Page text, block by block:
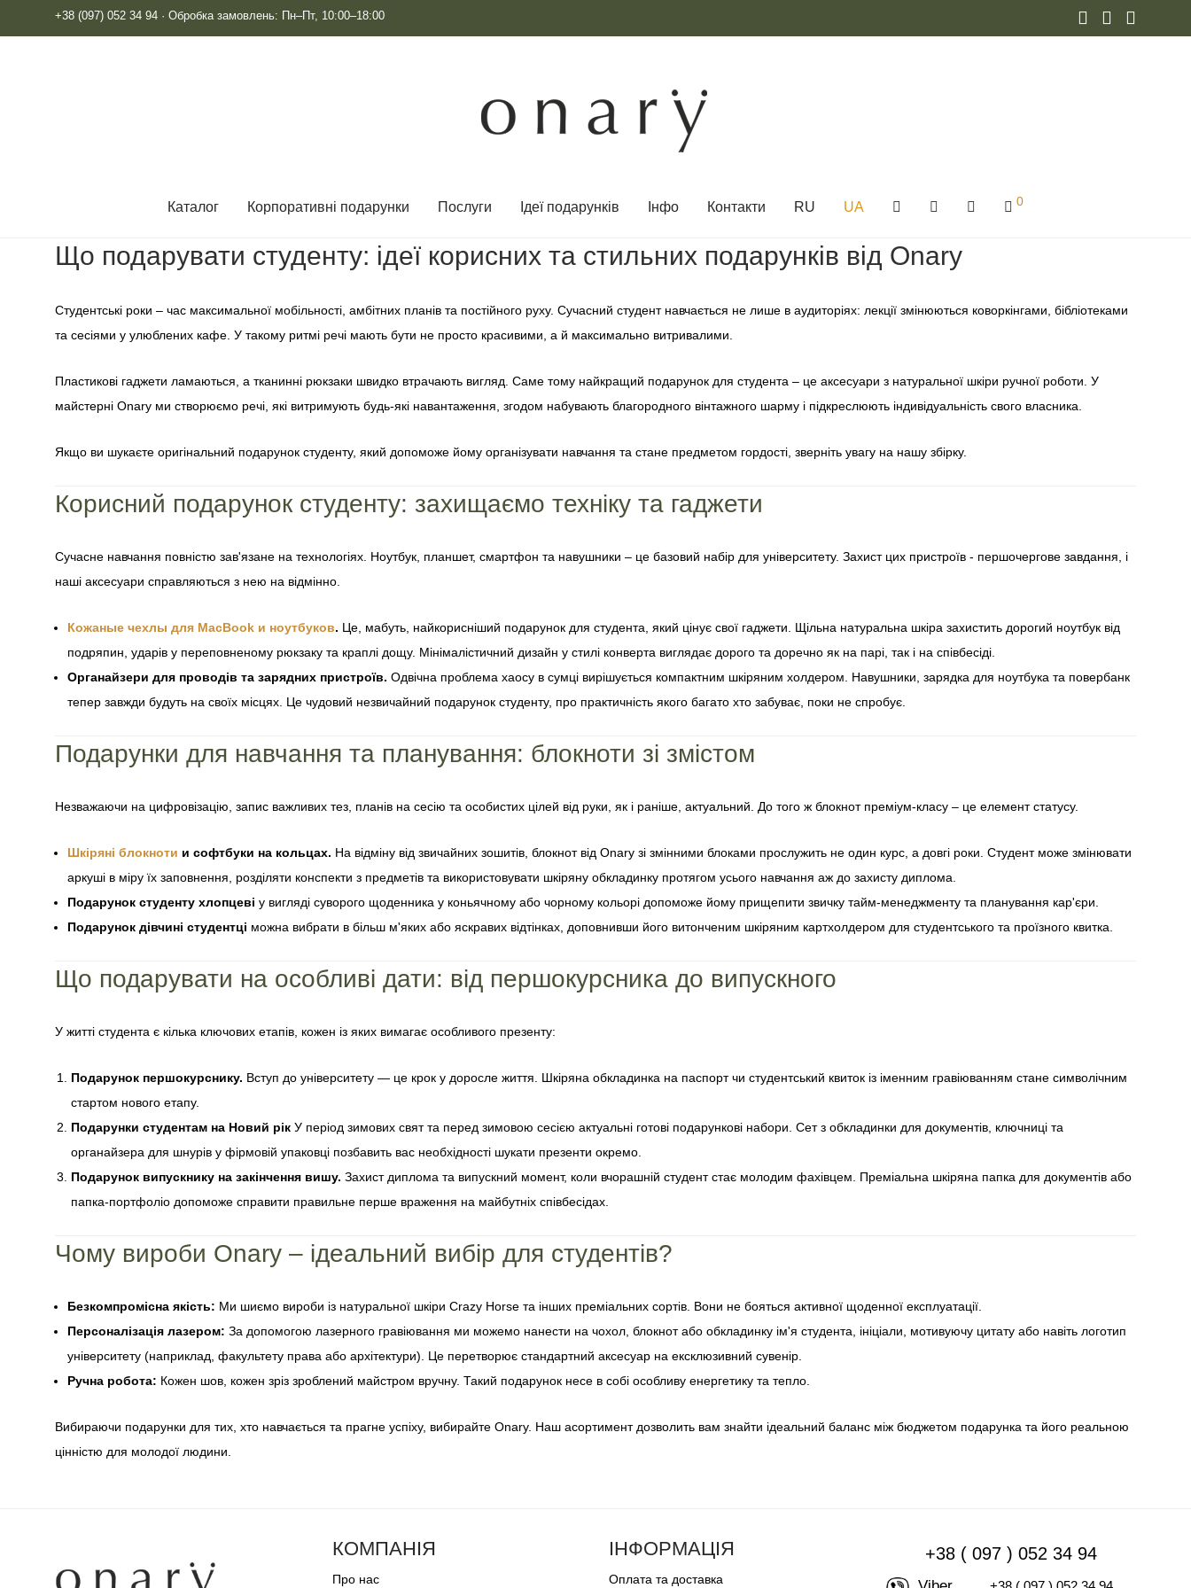
+38 (097) 052 34 94 · Обробка замовлень: Пн–Пт, 10:00–18:00
Каталог Корпоративні подарунки Послуги Ідеї ​​подарунків Інфо Контакти RU UA 0
Що подарувати студенту: ідеї корисних та стильних подарунків від Onary
Студентські роки – час максимальної мобільності, амбітних планів та постійного руху. Сучасний студент навчається не лише в аудиторіях: лекції змінюються коворкінгами, бібліотеками
та сесіями у улюблених кафе. У такому ритмі речі мають бути не просто красивими, а й максимально витривалими.
Пластикові гаджети ламаються, а тканинні рюкзаки швидко втрачають вигляд. Саме тому найкращий подарунок для студента – це аксесуари з натуральної шкіри ручної роботи. У
майстерні Onary ми створюємо речі, які витримують будь-які навантаження, згодом набувають благородного вінтажного шарму і підкреслюють індивідуальність свого власника.
Якщо ви шукаєте оригінальний подарунок студенту, який допоможе йому організувати навчання та стане предметом гордості, зверніть увагу на нашу збірку.
Корисний подарунок студенту: захищаємо техніку та гаджети
Сучасне навчання повністю зав'язане на технологіях. Ноутбук, планшет, смартфон та навушники – це базовий набір для університету. Захист цих пристроїв - першочергове завдання, і
наші аксесуари справляються з нею на відмінно.
Кожаные чехлы для MacBook и ноутбуков. Це, мабуть, найкорисніший подарунок для студента, який цінує свої гаджети. Щільна натуральна шкіра захистить дорогий ноутбук від
подряпин, ударів у переповненому рюкзаку та краплі дощу. Мінімалістичний дизайн у стилі конверта виглядає дорого та доречно як на парі, так і на співбесіді.
Органайзери для проводів та зарядних пристроїв. Одвічна проблема хаосу в сумці вирішується компактним шкіряним холдером. Навушники, зарядка для ноутбука та повербанк
тепер завжди будуть на своїх місцях. Це чудовий незвичайний подарунок студенту, про практичність якого багато хто забуває, поки не спробує.
Подарунки для навчання та планування: блокноти зі змістом
Незважаючи на цифровізацію, запис важливих тез, планів на сесію та особистих цілей від руки, як і раніше, актуальний. До того ж блокнот преміум-класу – це елемент статусу.
Шкіряні блокноти и софтбуки на кольцах. На відміну від звичайних зошитів, блокнот від Onary зі змінними блоками прослужить не один курс, а довгі роки. Студент може змінювати
аркуші в міру їх заповнення, розділяти конспекти з предметів та використовувати шкіряну обкладинку протягом усього навчання аж до захисту диплома.
Подарунок студенту хлопцеві у вигляді суворого щоденника у коньячному або чорному кольорі допоможе йому прищепити звичку тайм-менеджменту та планування кар'єри.
Подарунок дівчині студентці можна вибрати в більш м'яких або яскравих відтінках, доповнивши його витонченим шкіряним картхолдером для студентського та проїзного квитка.
Що подарувати на особливі дати: від першокурсника до випускного
У житті студента є кілька ключових етапів, кожен із яких вимагає особливого презенту:
Подарунок першокурснику. Вступ до університету — це крок у доросле життя. Шкіряна обкладинка на паспорт чи студентський квиток із іменним гравіюванням стане символічним
стартом нового етапу.
Подарунки студентам на Новий рік У період зимових свят та перед зимовою сесією актуальні готові подарункові набори. Сет з обкладинки для документів, ключниці та
органайзера для шнурів у фірмовій упаковці позбавить вас необхідності шукати презенти окремо.
Подарунок випускнику на закінчення вишу. Захист диплома та випускний момент, коли вчорашній студент стає молодим фахівцем. Преміальна шкіряна папка для документів або
папка-портфоліо допоможе справити правильне перше враження на майбутніх співбесідах.
Чому вироби Onary – ідеальний вибір для студентів?
Безкомпромісна якість: Ми шиємо вироби із натуральної шкіри Crazy Horse та інших преміальних сортів. Вони не бояться активної щоденної експлуатації.
Персоналізація лазером: За допомогою лазерного гравіювання ми можемо нанести на чохол, блокнот або обкладинку ім'я студента, ініціали, мотивуючу цитату або навіть логотип
університету (наприклад, факультету права або архітектури). Це перетворює стандартний аксесуар на ексклюзивний сувенір.
Ручна робота: Кожен шов, кожен зріз зроблений майстром вручну. Такий подарунок несе в собі особливу енергетику та тепло.
Вибираючи подарунки для тих, хто навчається та прагне успіху, вибирайте Onary. Наш асортимент дозволить вам знайти ідеальний баланс між бюджетом подарунка та його реальною
цінністю для молодої людини.
КОМПАНІЯ
Про нас
ІНФОРМАЦІЯ
Оплата та доставка
+38 ( 097 ) 052 34 94